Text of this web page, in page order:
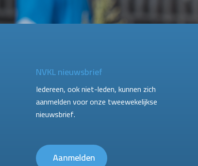
NVKL nieuwsbrief
Iedereen, ook niet-leden, kunnen zich
aanmelden voor onze tweewekelijkse
nieuwsbrief.
Aanmelden